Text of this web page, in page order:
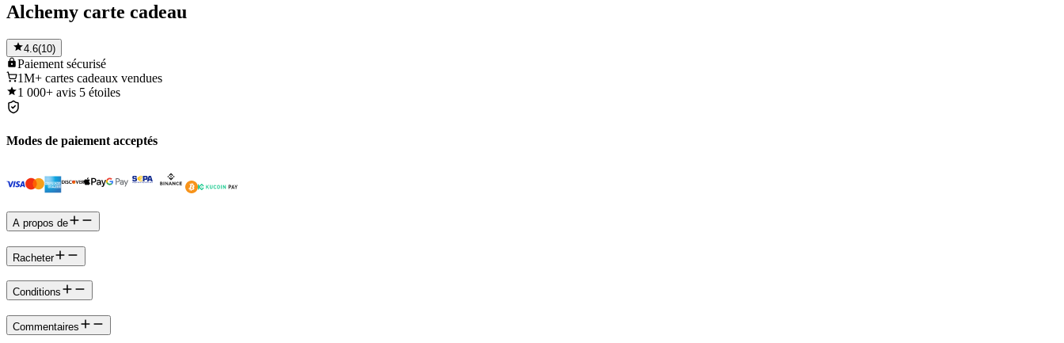
Alchemy carte cadeau
4.6(10)
Paiement sécurisé
1M+ cartes cadeaux vendues
1 000+ avis 5 étoiles
Modes de paiement acceptés
A propos de
Racheter
Conditions
Commentaires